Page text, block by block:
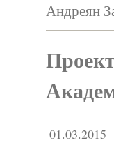
Андреян
01.03.2015